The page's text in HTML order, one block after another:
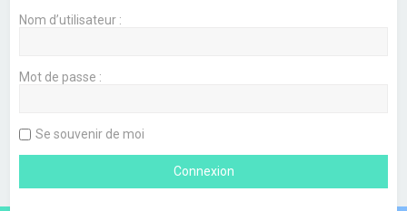
Nom d’utilisateur :
Mot de passe :
Se souvenir de moi